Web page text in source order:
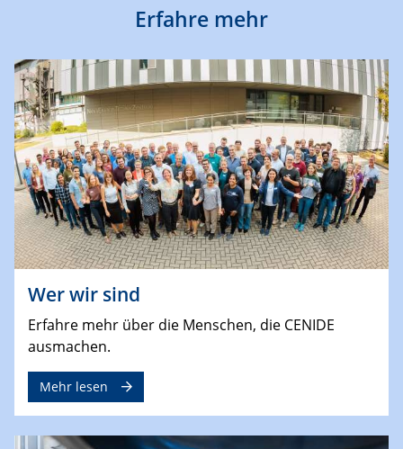
Erfahre mehr
Wer wir sind
Erfahre mehr über die Menschen, die CENIDE
ausmachen.
Mehr lesen